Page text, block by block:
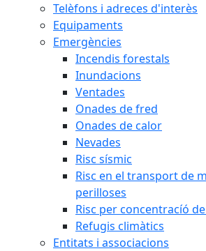
Telèfons i adreces d'interès
Equipaments
Emergències
Incendis forestals
Inundacions
Ventades
Onades de fred
Onades de calor
Nevades
Risc sísmic
Risc en el transport de
perilloses
Risc per concentracíó
Refugis climàtics
Entitats i associacions